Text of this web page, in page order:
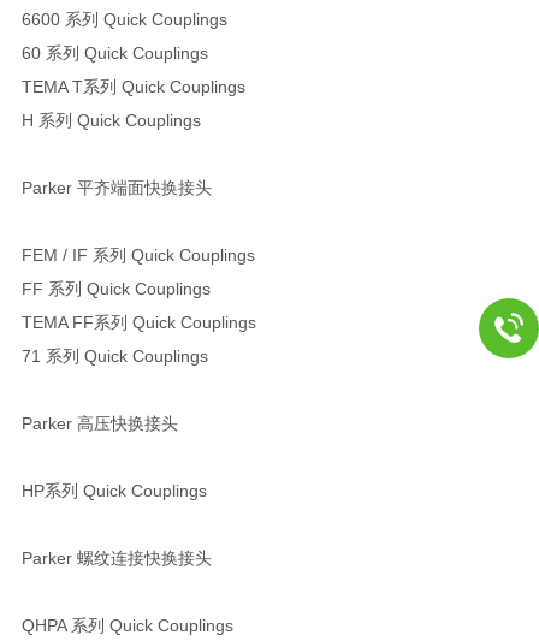
6600 系列 Quick Couplings
60 系列 Quick Couplings
TEMA T系列 Quick Couplings
H 系列 Quick Couplings
Parker 平齐端面快换接头
FEM / IF 系列 Quick Couplings
FF 系列 Quick Couplings
TEMA FF系列 Quick Couplings
71 系列 Quick Couplings
Parker 高压快换接头
HP系列 Quick Couplings
Parker 螺纹连接快换接头
QHPA 系列 Quick Couplings